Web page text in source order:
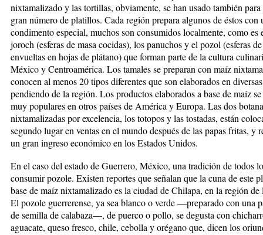
nixtamalizado y las tortillas, ob­via­mente, se han usado también
gran nú­mero de platillos. Cada región prepara algunos de éstos con
condimento especial, muchos son consumidos lo­cal­men­te, como es
joroch (esferas de masa coci­das), los panuchos y el pozol (esferas
envueltas en hojas de plátano) que forman parte de la cultura
México y Centroamérica. Los tamales se pre­pa­ran con maíz
conocen al menos 20 tipos diferentes que son elaborados en
pen­diendo de la región. Los productos elaborados a base de maíz
muy populares en otros países de América y Europa. Las dos
nixtamalizadas por ex­celencia, los totopos y las tostadas, están
se­gun­do lugar en ventas en el mundo después de las papas fritas, y
un gran ingreso económico en los Es­ta­dos Unidos.
En el caso del estado de Guerrero, México, una tradición de todos
consumir pozole. Existen re­por­tes que señalan que la cuna de este
base de maíz nixtamalizado es la ciudad de Chilapa, en la región
El pozole guerrerense, ya sea blanco o verde —pre­pa­ra­do con una
de semilla de calabaza—, de puerco o pollo, se degusta con
aguacate, que­so fresco, chile, cebolla y orégano que, dicen los